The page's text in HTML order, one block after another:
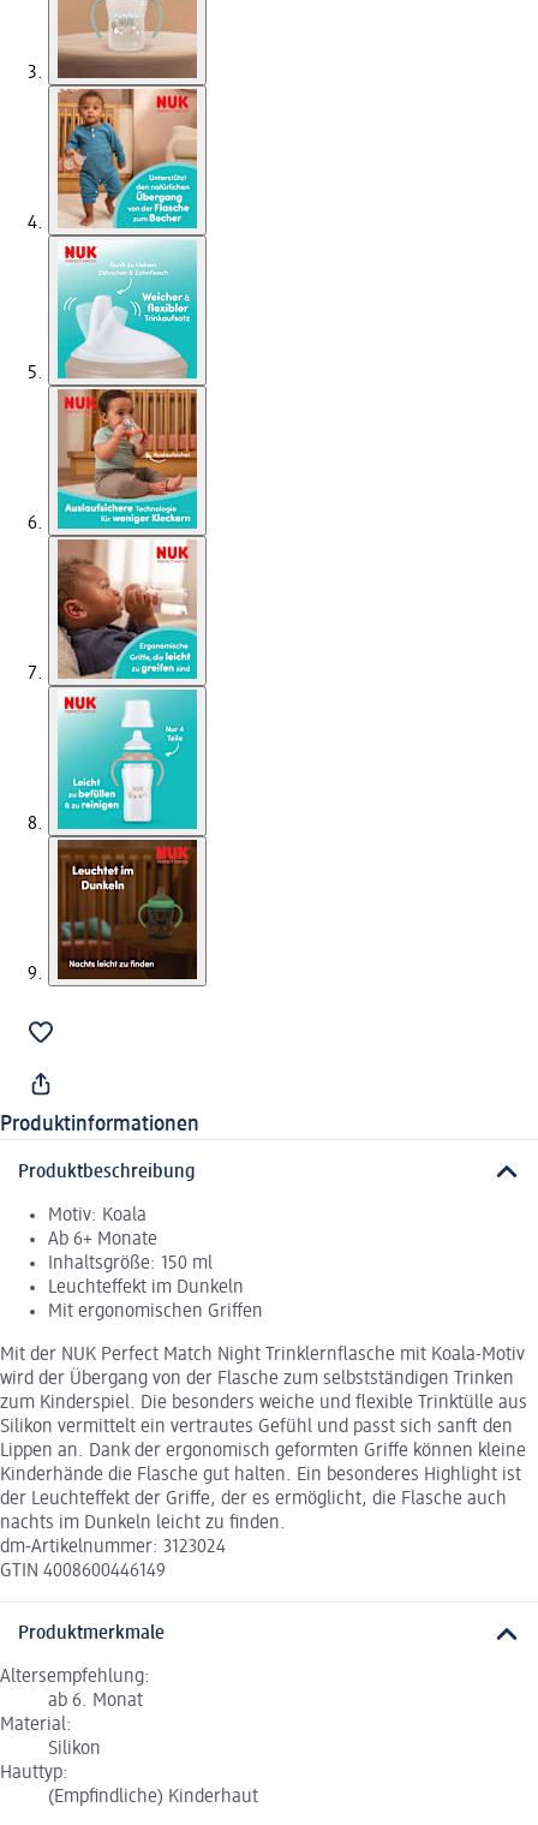
Produktinformationen
Produktbeschreibung
Motiv: Koala
Ab 6+ Monate
Inhaltsgröße: 150 ml
Leuchteffekt im Dunkeln
Mit ergonomischen Griffen
Mit der NUK Perfect Match Night Trinklernflasche mit Koala-Motiv
wird der Übergang von der Flasche zum selbstständigen Trinken
zum Kinderspiel. Die besonders weiche und flexible Trinktülle aus
Silikon vermittelt ein vertrautes Gefühl und passt sich sanft den
Lippen an. Dank der ergonomisch geformten Griffe können kleine
Kinderhände die Flasche gut halten. Ein besonderes Highlight ist
der Leuchteffekt der Griffe, der es ermöglicht, die Flasche auch
nachts im Dunkeln leicht zu finden.
dm-Artikelnummer: 3123024
GTIN 4008600446149
Produktmerkmale
Altersempfehlung:
ab 6. Monat
Material:
Silikon
Hauttyp:
(Empfindliche) Kinderhaut